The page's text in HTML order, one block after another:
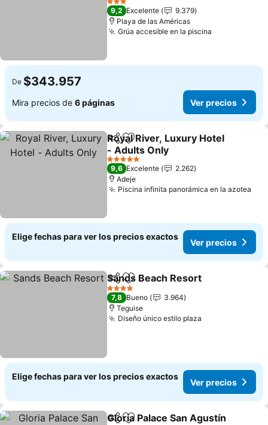
3 Estrellas
9,2 Excelente
9.379
Playa de las Américas
Grúa accesible en la piscina
De $343.957
Mira precios de 6 páginas Ver precios
CompartirAgregar a favoritos
Royal River, Luxury Hotel
- Adults Only
5 Estrellas
9,6 Excelente
2.262
Adeje
Piscina infinita panorámica en la azotea
Elige fechas para ver los precios exactos
Ver precios
CompartirAgregar a favoritos
Sands Beach Resort
4 Estrellas
7,8 Bueno
3.964
Teguise
Diseño único estilo plaza
Elige fechas para ver los precios exactos
Ver precios
Gloria Palace San Agustín